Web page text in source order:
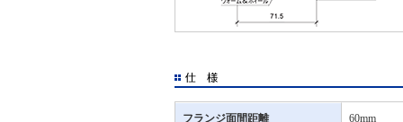
フランジ面間距離 60mm